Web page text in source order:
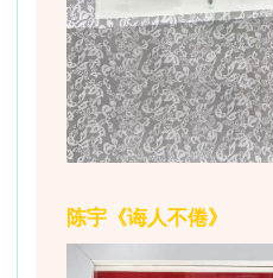
陈宇《诲人不倦》